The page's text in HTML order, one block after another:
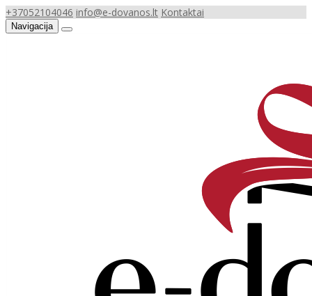
+37052104046 info@e-dovanos.lt Kontaktai
Navigacija